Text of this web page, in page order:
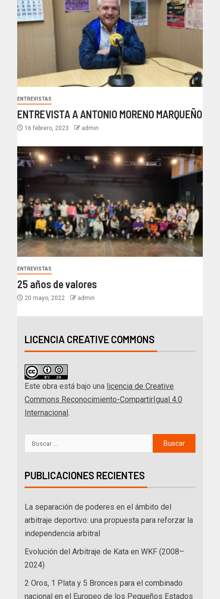
ENTREVISTAS
ENTREVISTA A ANTONIO MORENO MARQUEÑO
16 febrero, 2023 admin
ENTREVISTAS
25 años de valores
20 mayo, 2022 admin
LICENCIA CREATIVE COMMONS
Este obra está bajo una licencia de Creative
Commons Reconocimiento-CompartirIgual 4.0
Internacional .
PUBLICACIONES RECIENTES
La separación de poderes en el ámbito del
arbitraje deportivo: una propuesta para reforzar la
independencia arbitral
Evolución del Arbitraje de Kata en WKF (2008–
2024)
2 Oros, 1 Plata y 5 Bronces para el combinado
nacional en el Europeo de los Pequeños Estados